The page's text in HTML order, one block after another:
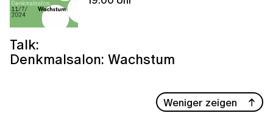
Talk:
Denkmalsalon: Wachstum
Weniger zeigen